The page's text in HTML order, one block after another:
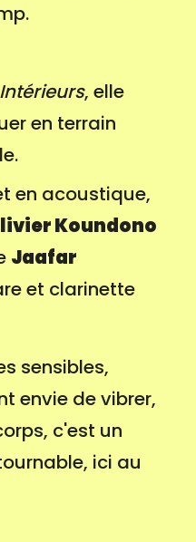
, elle
en terrain
en acoustique,
Koundono
Jaafar
et clarinette
sensibles,
envie de vibrer,
c'est un
ici au